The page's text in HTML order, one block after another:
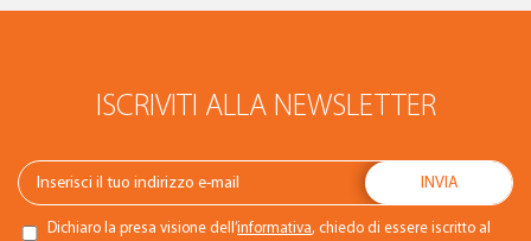
ISCRIVITI ALLA NEWSLETTER
Dichiaro la presa visione dell’informativa, chiedo di essere iscritto al